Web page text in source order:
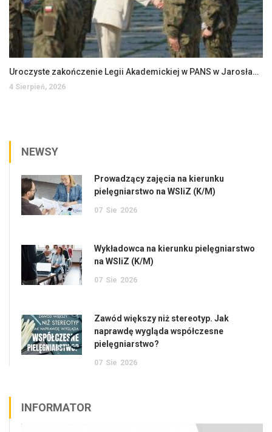
Uroczyste zakończenie Legii Akademickiej w PANS w Jarosławiu
4 Sierpień, 2026
NEWSY
Prowadzący zajęcia na kierunku
pielęgniarstwo na WSIiZ (K/M)
07 Sie 2026
Wykładowca na kierunku pielęgniarstwo
na WSIiZ (K/M)
07 Sie 2026
Zawód większy niż stereotyp. Jak
naprawdę wygląda współczesne
pielęgniarstwo?
07 Sie 2026
INFORMATOR